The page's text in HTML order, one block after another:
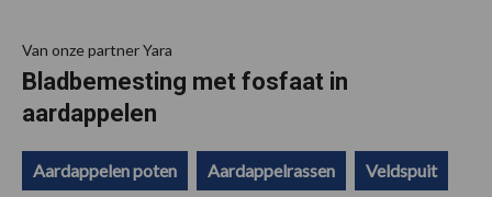
Van onze partner Yara
Bladbemesting met fosfaat in
aardappelen
Aardappelen poten Aardappelrassen Veldspuit